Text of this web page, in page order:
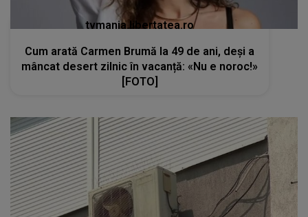
tvmania.libertatea.ro
Cum arată Carmen Brumă la 49 de ani, deși a
mâncat desert zilnic în vacanță: «Nu e noroc!»
[FOTO]